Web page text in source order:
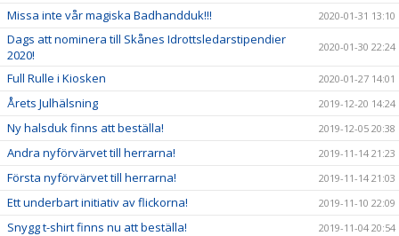
Missa inte vår magiska Badhandduk!!! 2020-01-31 13:10
Dags att nominera till Skånes Idrottsledarstipendier
2020!
2020-01-30 22:24
Full Rulle i Kiosken 2020-01-27 14:01
Årets Julhälsning 2019-12-20 14:24
Ny halsduk finns att beställa! 2019-12-05 20:38
Andra nyförvärvet till herrarna! 2019-11-14 21:23
Första nyförvärvet till herrarna! 2019-11-14 21:03
Ett underbart initiativ av flickorna! 2019-11-10 22:09
Snygg t-shirt finns nu att beställa! 2019-11-04 20:54